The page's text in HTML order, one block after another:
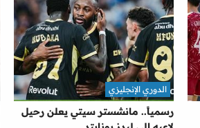
رسمياً.. مانشستر سيتي يعلن رحيل
الدوري الإنجليزي